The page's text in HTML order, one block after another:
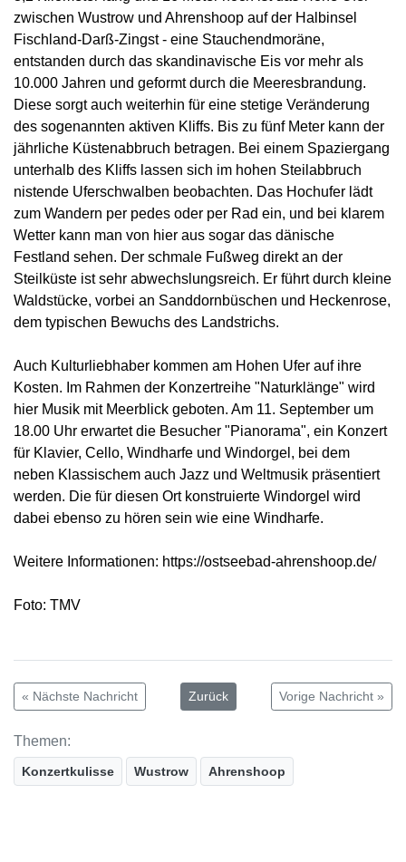
zwischen Wustrow und Ahrenshoop auf der Halbinsel
Fischland-Darß-Zingst - eine Stauchendmoräne,
entstanden durch das skandinavische Eis vor mehr als
10.000 Jahren und geformt durch die Meeresbrandung.
Diese sorgt auch weiterhin für eine stetige Veränderung
des sogenannten aktiven Kliffs. Bis zu fünf Meter kann der
jährliche Küstenabbruch betragen. Bei einem Spaziergang
unterhalb des Kliffs lassen sich im hohen Steilabbruch
nistende Uferschwalben beobachten. Das Hochufer lädt
zum Wandern per pedes oder per Rad ein, und bei klarem
Wetter kann man von hier aus sogar das dänische
Festland sehen. Der schmale Fußweg direkt an der
Steilküste ist sehr abwechslungsreich. Er führt durch kleine
Waldstücke, vorbei an Sanddornbüschen und Heckenrose,
dem typischen Bewuchs des Landstrichs.
Auch Kulturliebhaber kommen am Hohen Ufer auf ihre
Kosten. Im Rahmen der Konzertreihe "Naturklänge" wird
hier Musik mit Meerblick geboten. Am 11. September um
18.00 Uhr erwartet die Besucher "Pianorama", ein Konzert
für Klavier, Cello, Windharfe und Windorgel, bei dem
neben Klassischem auch Jazz und Weltmusik präsentiert
werden. Die für diesen Ort konstruierte Windorgel wird
dabei ebenso zu hören sein wie eine Windharfe.
Weitere Informationen: https://ostseebad-ahrenshoop.de/
Foto: TMV
« Nächste Nachricht Zurück Vorige Nachricht »
Themen:
Konzertkulisse Wustrow Ahrenshoop